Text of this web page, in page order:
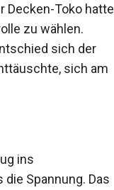
Decken-Toko hatte
zu wählen.
sich der
sich am
ins
Spannung. Das